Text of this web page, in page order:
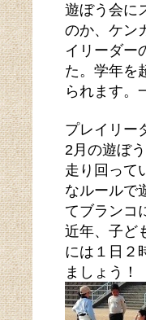
遊ぼう会に
のか、ケン
イリーダー
た。学年を
られます。
プレイリー
2月の遊ぼ
走り回って
なルールで
てブランコ
近年、子ど
には１日２
ましょう！